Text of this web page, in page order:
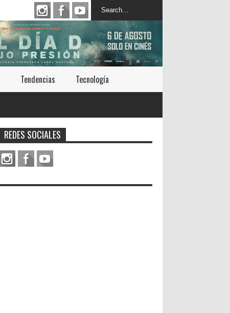
Tendencias Tecnología
REDES SOCIALES